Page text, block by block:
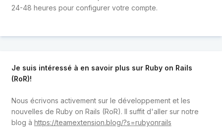
24-48 heures pour configurer votre compte.
Je suis intéressé à en savoir plus sur Ruby on Rails
(RoR)!
Nous écrivons activement sur le développement et les
nouvelles de Ruby on Rails (RoR). Il suffit d'aller sur notre
blog à https://teamextension.blog/?s=rubyonrails